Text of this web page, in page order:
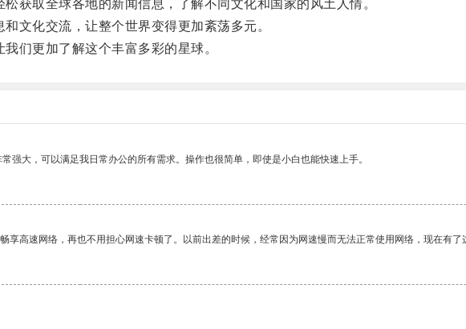
取全球各地的新闻信息，了解不同文化和国家的风土人情。
化交流，让整个世界变得更加紊荡多元。
们更加了解这个丰富多彩的星球。
大，可以满足我日常办公的所有需求。操作也很简单，即使是小白也能快速上手。
高速网络，再也不用担心网速卡顿了。以前出差的时候，经常因为网速慢而无法正常使用网络，现在有了